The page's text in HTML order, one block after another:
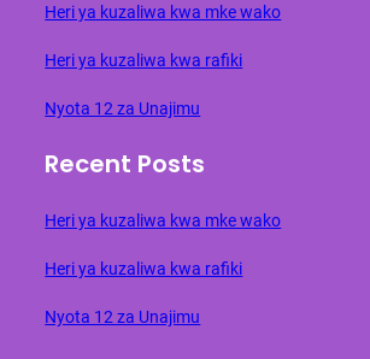
Heri ya kuzaliwa kwa mke wako
Heri ya kuzaliwa kwa rafiki
Nyota 12 za Unajimu
Recent Posts
Heri ya kuzaliwa kwa mke wako
Heri ya kuzaliwa kwa rafiki
Nyota 12 za Unajimu